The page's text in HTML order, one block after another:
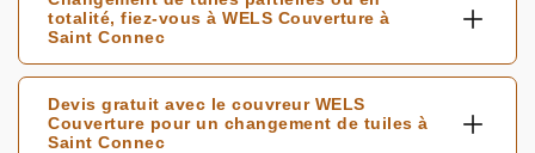
totalité, fiez-vous à WELS Couverture à
Saint Connec
Devis gratuit avec le couvreur WELS
Couverture pour un changement de tuiles à
Saint Connec